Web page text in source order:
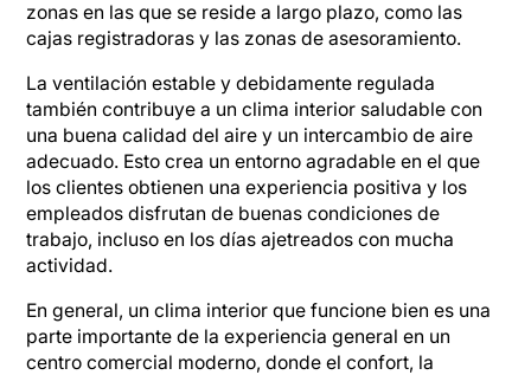
zonas en las que se reside a largo plazo, como las
cajas registradoras y las zonas de asesoramiento.
La ventilación estable y debidamente regulada
también contribuye a un clima interior saludable con
una buena calidad del aire y un intercambio de aire
adecuado. Esto crea un entorno agradable en el que
los clientes obtienen una experiencia positiva y los
empleados disfrutan de buenas condiciones de
trabajo, incluso en los días ajetreados con mucha
actividad.
En general, un clima interior que funcione bien es una
parte importante de la experiencia general en un
centro comercial moderno, donde el confort, la